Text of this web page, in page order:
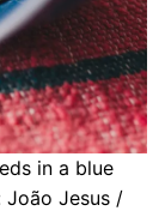
in a blue
João Jesus /